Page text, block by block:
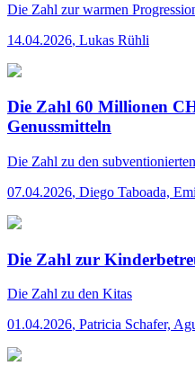
Die Zahl zur warmen
14.04.2026, Lukas Rühli
Die Zahl 60 Millionen
Genussmitteln
Die Zahl zu den
07.04.2026, Diego Taboada,
Die Zahl zur
Die Zahl zu den Kitas
01.04.2026, Patricia Schafer,